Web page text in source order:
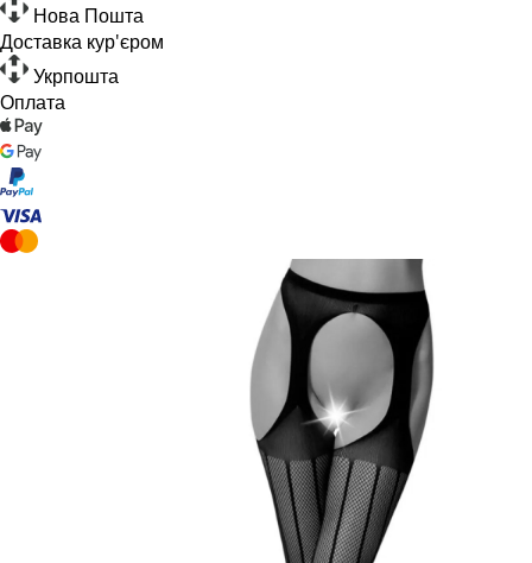
Нова Пошта
Доставка кур'єром
Укрпошта
Оплата